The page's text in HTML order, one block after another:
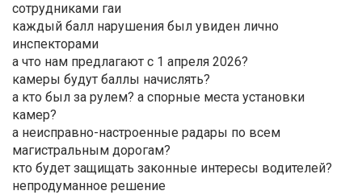
сотрудниками гаи
каждый балл нарушения был увиден лично
инспекторами
а что нам предлагают с 1 апреля 2026?
камеры будут баллы начислять?
а кто был за рулем? а спорные места установки
камер?
а неисправно-настроенные радары по всем
магистральным дорогам?
кто будет защищать законные интересы водителей?
непродуманное решение